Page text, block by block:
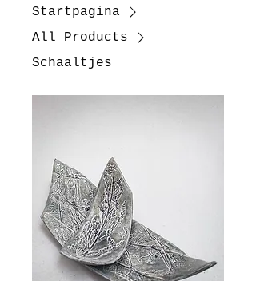
Startpagina
All Products
Schaaltjes